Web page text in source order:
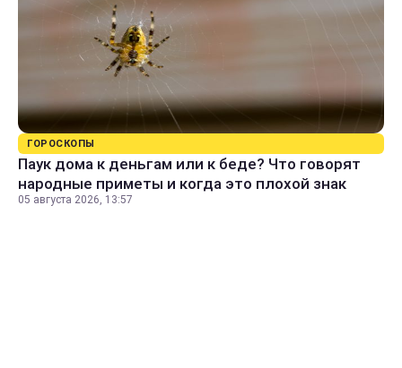
ГОРОСКОПЫ
Паук дома к деньгам или к беде? Что говорят
народные приметы и когда это плохой знак
05 августа 2026, 13:57